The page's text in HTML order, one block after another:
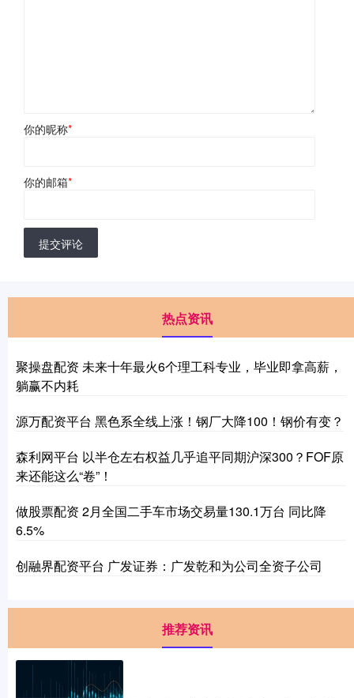
你的昵称*
你的邮箱*
提交评论
热点资讯
聚操盘配资 未来十年最火6个理工科专业，毕业即拿高薪，
躺赢不内耗
源万配资平台 黑色系全线上涨！钢厂大降100！钢价有变？
森利网平台 以半仓左右权益几乎追平同期沪深300？FOF原
来还能这么“卷”！
做股票配资 2月全国二手车市场交易量130.1万台 同比降
6.5%
创融界配资平台 广发证券：广发乾和为公司全资子公司
推荐资讯